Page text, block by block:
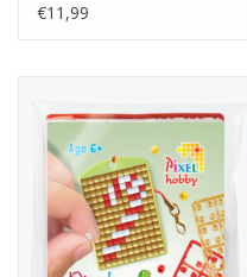
€11,99